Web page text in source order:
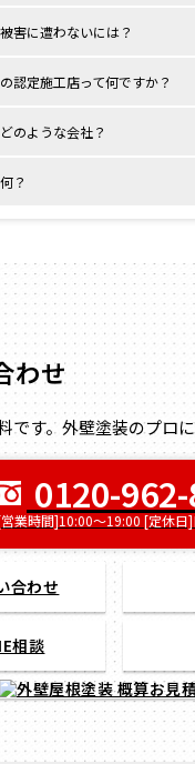
害に遭わないには？
認定施工店って何ですか？
のような会社？
？
0120-
業時間]10:00～19:00 [定休日]
合わせ
相談